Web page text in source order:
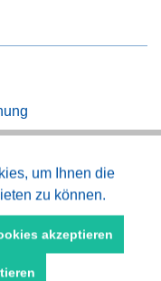
Aktiv
Aktiv
um Ihnen die
zu können.
akzeptieren